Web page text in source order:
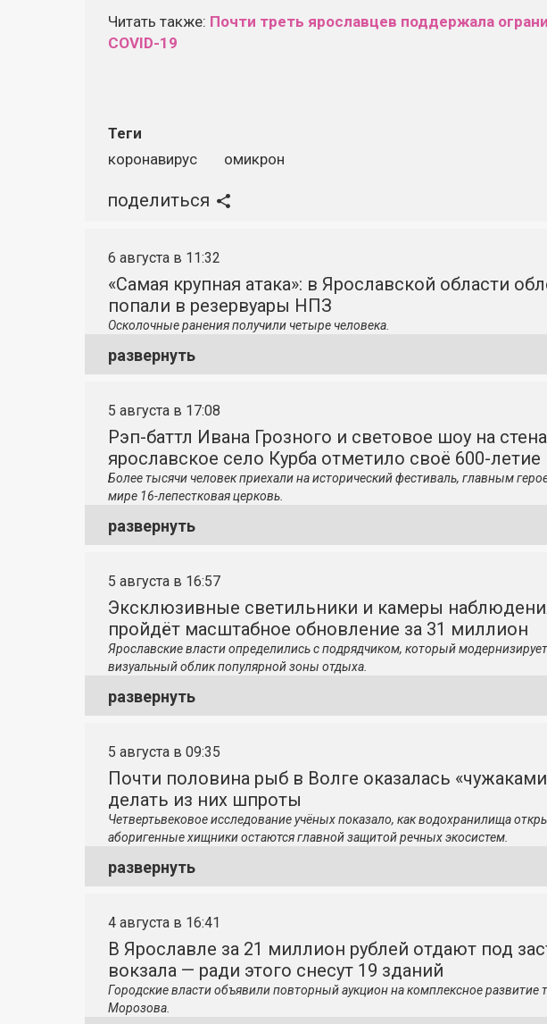
Читать также: Почти треть ярославцев поддержала
COVID-19
Теги
коронавирус
омикрон
поделиться
6 августа в 11:32
«Самая крупная атака»: в Ярославской области
попали в резервуары НПЗ
Осколочные ранения получили четыре человека.
развернуть
5 августа в 17:08
Рэп-баттл Ивана Грозного и световое шоу на
ярославское село Курба отметило своё 600-летие
Более тысячи человек приехали на исторический фестиваль, главным
мире 16-лепестковая церковь.
развернуть
5 августа в 16:57
Эксклюзивные светильники и камеры
пройдёт масштабное обновление за 31 миллион
Ярославские власти определились с подрядчиком, который
визуальный облик популярной зоны отдыха.
развернуть
5 августа в 09:35
Почти половина рыб в Волге оказалась
делать из них шпроты
Четвертьвековое исследование учёных показало, как водохранилища
аборигенные хищники остаются главной защитой речных экосистем.
развернуть
4 августа в 16:41
В Ярославле за 21 миллион рублей отдают под
вокзала — ради этого снесут 19 зданий
Городские власти объявили повторный аукцион на комплексное развитие
Морозова.